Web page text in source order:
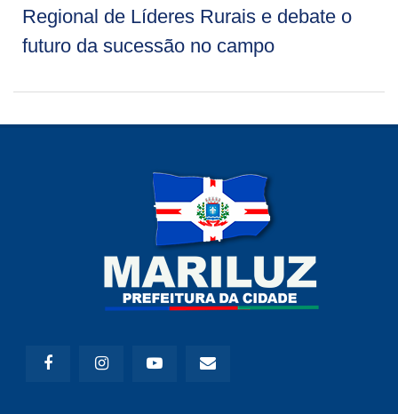
Regional de Líderes Rurais e debate o
futuro da sucessão no campo